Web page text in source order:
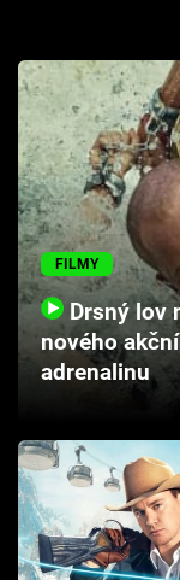
Filmy
Seriály
Hry
Cool Esport
Pořady
Sledujte
Přihlášení
FILMY
Drsný lov
nového
adrenalinu